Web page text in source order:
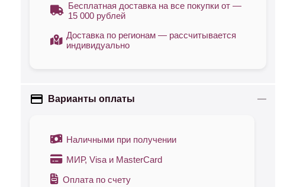
Бесплатная доставка на все покупки от —
15 000 рублей
Доставка по регионам — рассчитывается
индивидуально
Варианты оплаты
Наличными при получении
МИР, Visa и MasterCard
Оплата по счету